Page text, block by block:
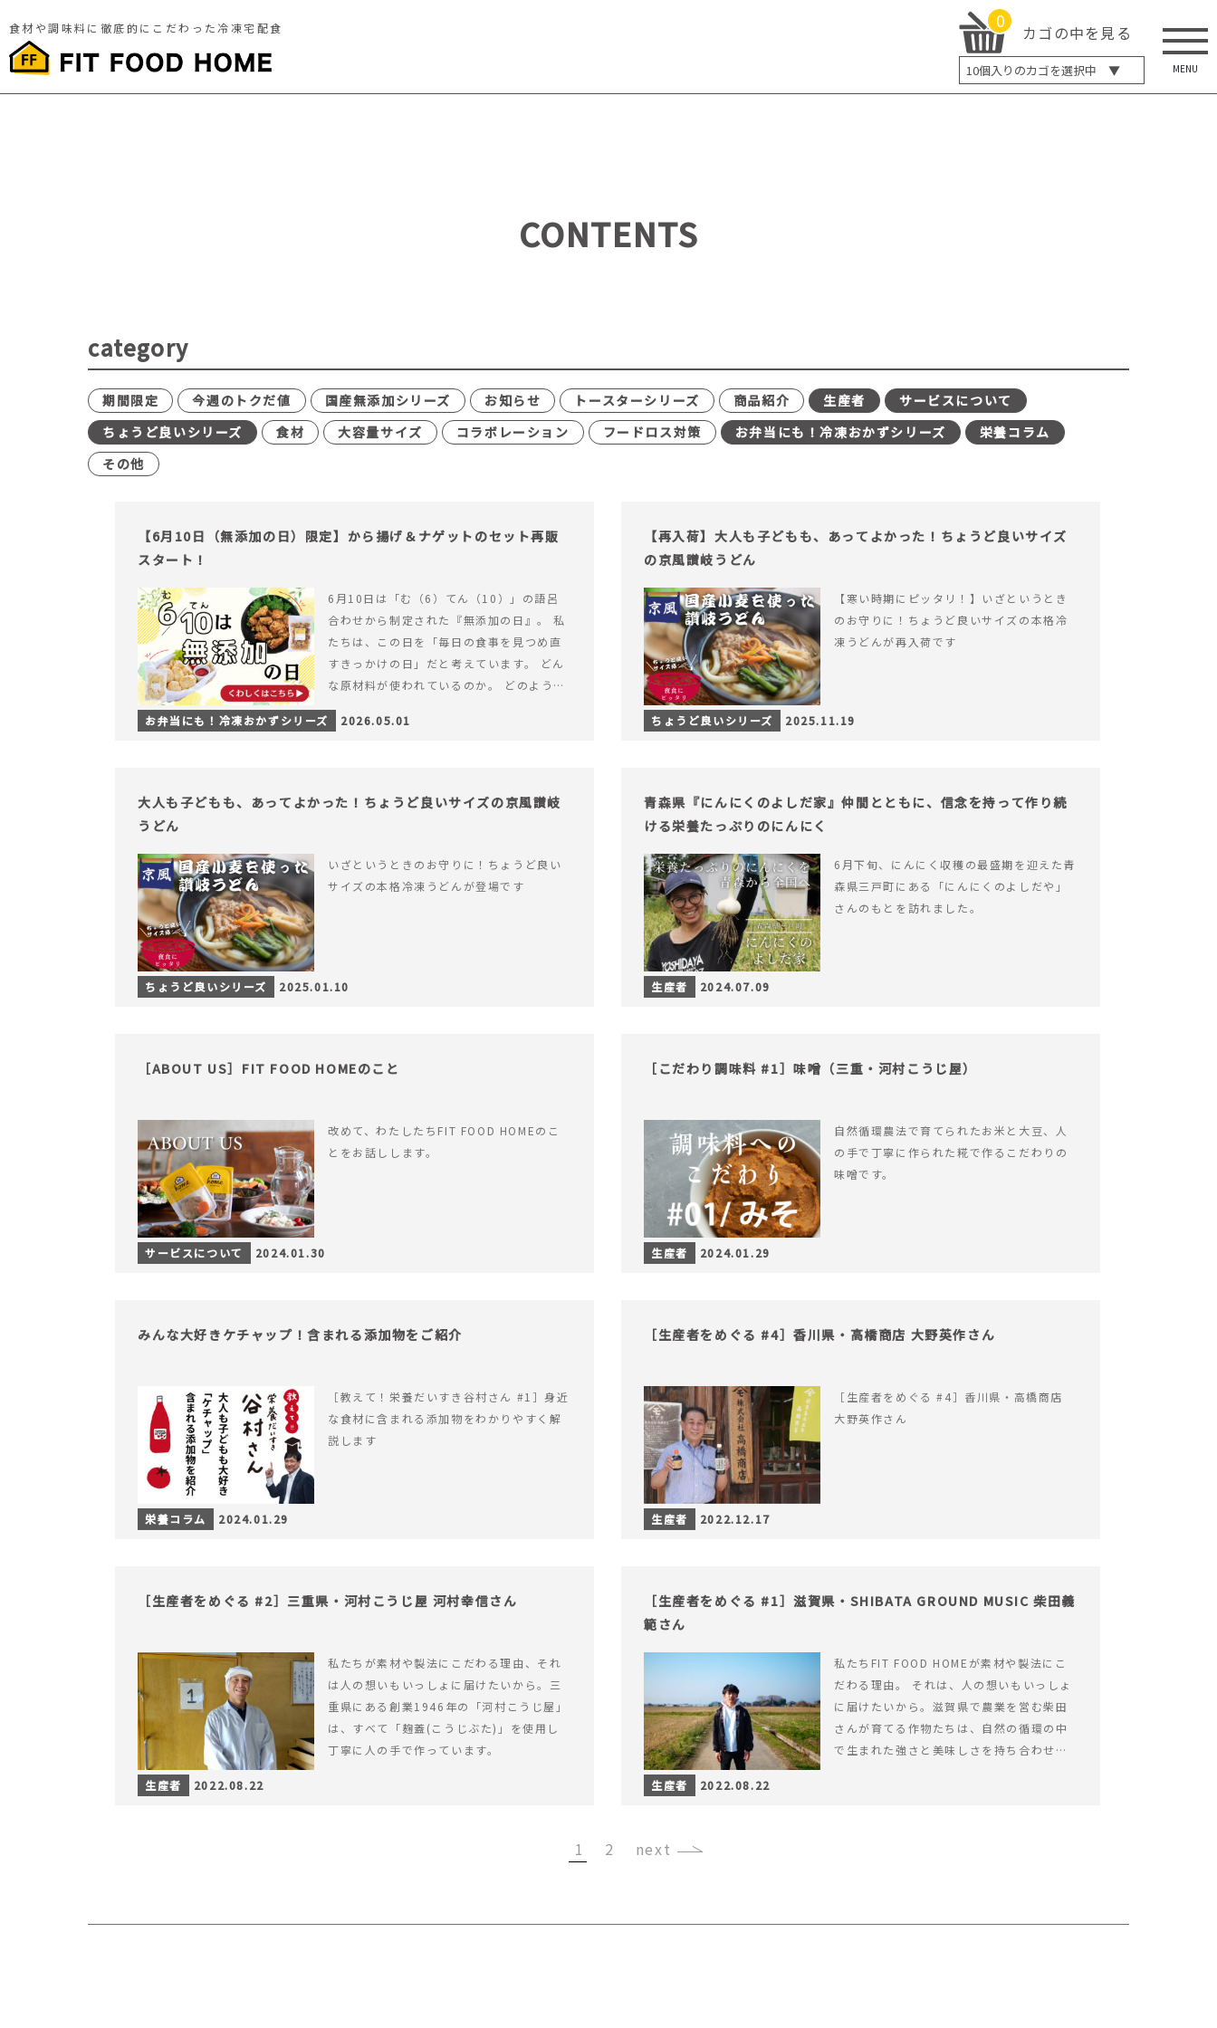
食材や調味料に徹底的にこだわった冷凍宅配食 0
カゴの中を見る
10個入りのカゴを選択中 ▼
5個入り
MENU
CONTENTS
category
期間限定 今週のトクだ値 国産無添加シリーズ お知らせ トースターシリーズ 商品紹介 生産者
サービスについて
ちょうど良いシリーズ
食材 大容量サイズ コラボレーション フードロス対策 お弁当にも！冷凍おかずシリーズ
栄養コラム
その他
【6月10日（無添加の日）限定】から揚げ＆ナゲットのセット再販
スタート！
6月10日は「む（6）てん（10）」の語呂
合わせから制定された『無添加の日』。 私
たちは、この日を「毎日の食事を見つめ直
すきっかけの日」だと考えています。 どん
な原材料が使われているのか。 どのように
つくられているのか。&hellip; 続きを読む
【6月10日（無添加の日）限定】から揚げ
お弁当にも！冷凍おかずシリーズ 2026.05.01
【再入荷】大人も子どもも、あってよかった！ちょうど良いサイズ
の京風讃岐うどん
【寒い時期にピッタリ！】いざというとき
のお守りに！ちょうど良いサイズの本格冷
凍うどんが再入荷です
ちょうど良いシリーズ 2025.11.19
大人も子どもも、あってよかった！ちょうど良いサイズの京風讃岐
うどん
いざというときのお守りに！ちょうど良い
サイズの本格冷凍うどんが登場です
ちょうど良いシリーズ 2025.01.10
青森県『にんにくのよしだ家』仲間とともに、信念を持って作り続
ける栄養たっぷりのにんにく
6月下旬、にんにく収穫の最盛期を迎えた青
森県三戸町にある「にんにくのよしだや」
さんのもとを訪れました。
生産者 2024.07.09
［ABOUT US］FIT FOOD HOMEのこと
改めて、わたしたちFIT FOOD HOMEのこ
とをお話しします。
サービスについて 2024.01.30
［こだわり調味料 #1］味噌（三重・河村こうじ屋）
自然循環農法で育てられたお米と大豆、人
の手で丁寧に作られた糀で作るこだわりの
味噌です。
生産者 2024.01.29
みんな大好きケチャップ！含まれる添加物をご紹介
［教えて！栄養だいすき谷村さん #1］身近
な食材に含まれる添加物をわかりやすく解
説します
栄養コラム 2024.01.29
［生産者をめぐる #4］香川県・高橋商店 大野英作さん
［生産者をめぐる #4］香川県・高橋商店
大野英作さん
生産者 2022.12.17
［生産者をめぐる #2］三重県・河村こうじ屋 河村幸信さん
私たちが素材や製法にこだわる理由、それ
は人の想いもいっしょに届けたいから。三
重県にある創業1946年の「河村こうじ屋」
は、すべて「麹蓋(こうじぶた)」を使用し
丁寧に人の手で作っています。
生産者 2022.08.22
［生産者をめぐる #1］滋賀県・SHIBATA GROUND MUSIC 柴田義
範さん
私たちFIT FOOD HOMEが素材や製法にこ
だわる理由。 それは、人の想いもいっしょ
に届けたいから。滋賀県で農業を営む柴田
さんが育てる作物たちは、自然の循環の中
で生まれた強さと美味しさを持ち合わせて
生産者
2022.08.22
1 2 ›